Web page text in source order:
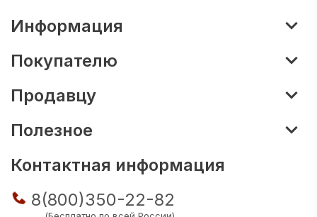
Информация
Покупателю
Продавцу
Полезное
Контактная информация
8(800)350-22-82